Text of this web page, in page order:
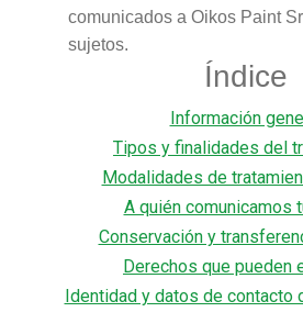
comunicados a Oikos Paint
sujetos.
Índice
Información
Tipos y finalidades del
Modalidades de
A quién comunicamos
Conservación y
Derechos que pueden
Identidad y datos de contacto